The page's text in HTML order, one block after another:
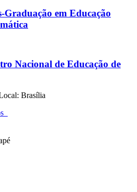
Graduação em Educação
Nacional de Educação de
Brasília